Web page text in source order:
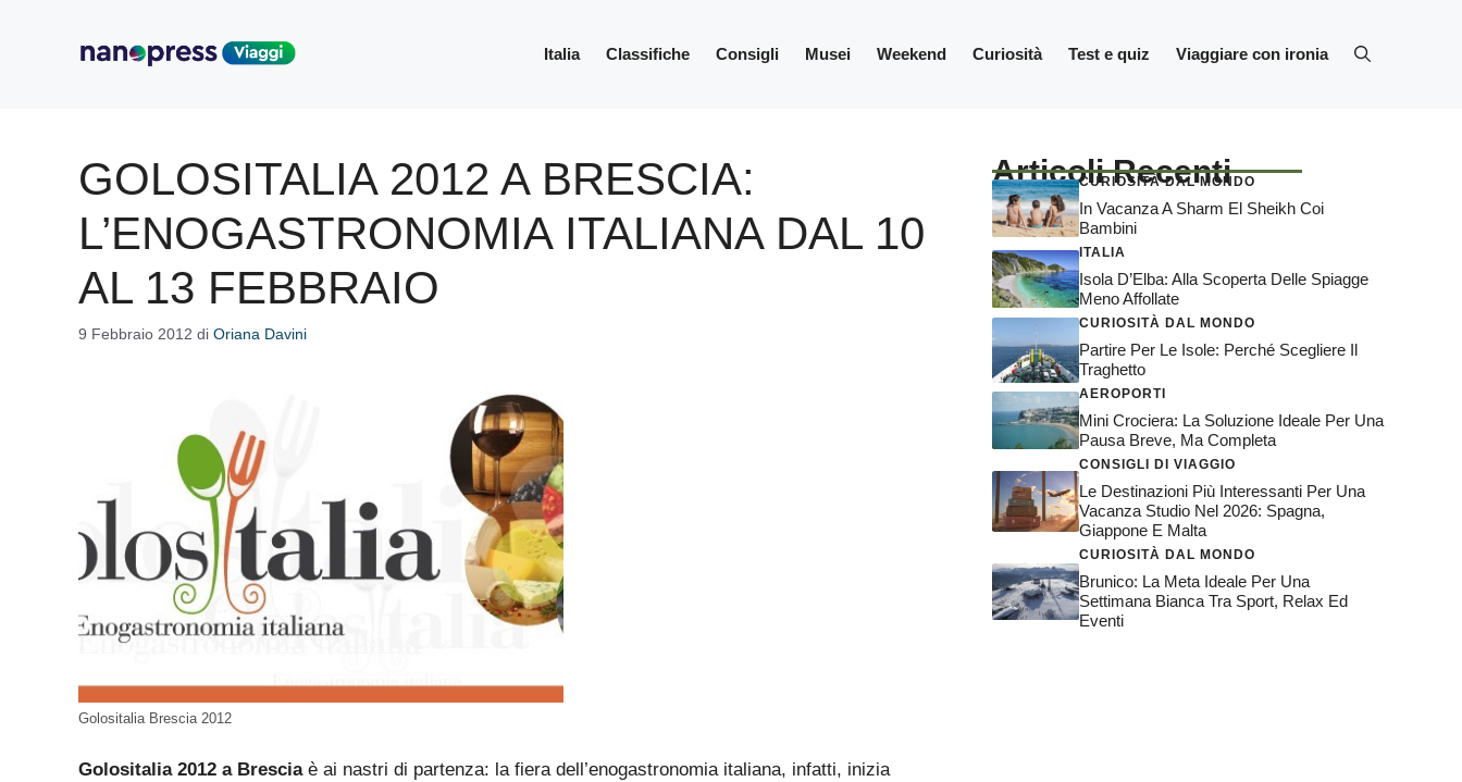
Italia Classifiche Consigli Musei Weekend Curiosità Test e quiz Viaggiare con ironia
GOLOSITALIA 2012 A BRESCIA:
L’ENOGASTRONOMIA ITALIANA DAL 10
AL 13 FEBBRAIO
9 Febbraio 2012 di Oriana Davini
Golositalia Brescia 2012
Golositalia 2012 a Bresciaè ai nastri di partenza: la fiera dell’enogastronomia italiana, infatti, inizia
Articoli Recenti
CURIOSITÀ DAL MONDO
In Vacanza A Sharm El Sheikh Coi
Bambini
ITALIA
Isola D’Elba: Alla Scoperta Delle Spiagge
Meno Affollate
CURIOSITÀ DAL MONDO
Partire Per Le Isole: Perché Scegliere Il
Traghetto
AEROPORTI
Mini Crociera: La Soluzione Ideale Per Una
Pausa Breve, Ma Completa
CONSIGLI DI VIAGGIO
Le Destinazioni Più Interessanti Per Una
Vacanza Studio Nel 2026: Spagna,
Giappone E Malta
CURIOSITÀ DAL MONDO
Brunico: La Meta Ideale Per Una
Settimana Bianca Tra Sport, Relax Ed
Eventi